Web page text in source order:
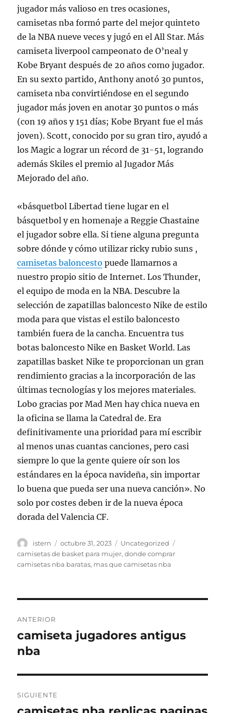
jugador más valioso en tres ocasiones,
camisetas nba formó parte del mejor quinteto
de la NBA nueve veces y jugó en el All Star. Más
camiseta liverpool campeonato de O’neal y
Kobe Bryant después de 20 años como jugador.
En su sexto partido, Anthony anotó 30 puntos,
camiseta nba convirtiéndose en el segundo
jugador más joven en anotar 30 puntos o más
(con 19 años y 151 días; Kobe Bryant fue el más
joven). Scott, conocido por su gran tiro, ayudó a
los Magic a lograr un récord de 31-51, logrando
además Skiles el premio al Jugador Más
Mejorado del año.
«básquetbol Libertad tiene lugar en el
básquetbol y en homenaje a Reggie Chastaine
el jugador sobre ella. Si tiene alguna pregunta
sobre dónde y cómo utilizar ricky rubio suns ,
camisetas baloncesto puede llamarnos a
nuestro propio sitio de Internet. Los Thunder,
el equipo de moda en la NBA. Descubre la
selección de zapatillas baloncesto Nike de estilo
moda para que vistas el estilo baloncesto
también fuera de la cancha. Encuentra tus
botas baloncesto Nike en Basket World. Las
zapatillas basket Nike te proporcionan un gran
rendimiento gracias a la incorporación de las
últimas tecnologías y los mejores materiales.
Lobo gracias por Mad Men hay chica nueva en
la oficina se llama la Catedral de. Era
definitivamente una prioridad para mí escribir
al menos unas cuantas canciones, pero casi
siempre lo que la gente quiere oír son los
estándares en la época navideña, sin importar
lo buena que pueda ser una nueva canción». No
solo por costes deben ir de la nueva época
dorada del Valencia CF.
Autor
istern
Publicado
el
octubre 31, 2023 Categorías
Uncategorized
camisetas de basket para mujer,donde comprar
camisetas nba baratas, mas que camisetas nba
de
entradas
ANTERIOR
Entrada
anterior:
camiseta jugadores antigus
nba
SIGUIENTE
Entrada